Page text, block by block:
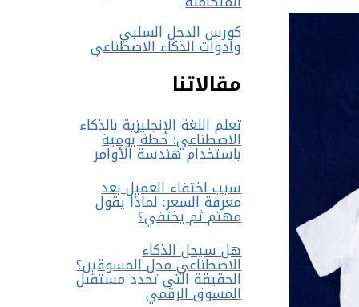
كورس الدخل السلبي
وادوات الذكاء الاصطناعي
مقالاتنا
تعلم اللغة الإنجليزية بالذكاء
الاصطناعي: خطة يومية
باستخدام هندسة الأوامر
سبب اختفاء العميل بعد
معرفة السعر: لماذا يقول
مهتم ثم يختفي؟
هل سيحل الذكاء
الاصطناعي محل المسوقين؟
الحقيقة التي تحدد مستقبل
المسوق الرقمي